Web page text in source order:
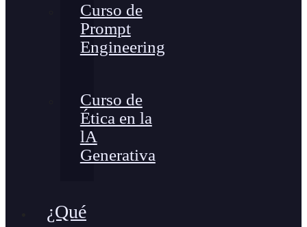
Curso de
Prompt
Engineering
Curso de
Ética en la
lA
Generativa
¿Qué